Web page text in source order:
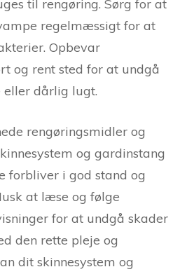
til rengøring. Sørg for at
regelmæssigt for at
Opbevar
og rent sted for at undgå
eller dårlig lugt.
rengøringsmidler og
og gardinstang
forbliver i god stand og
at læse og følge
for at undgå skader
den rette pleje og
dit skinnesystem og